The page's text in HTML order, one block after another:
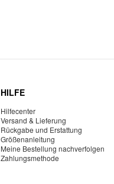
HILFE
Hilfecenter
Versand & Lieferung
Rückgabe und Erstattung
Größenanleitung
Meine Bestellung nachverfolgen
Zahlungsmethode